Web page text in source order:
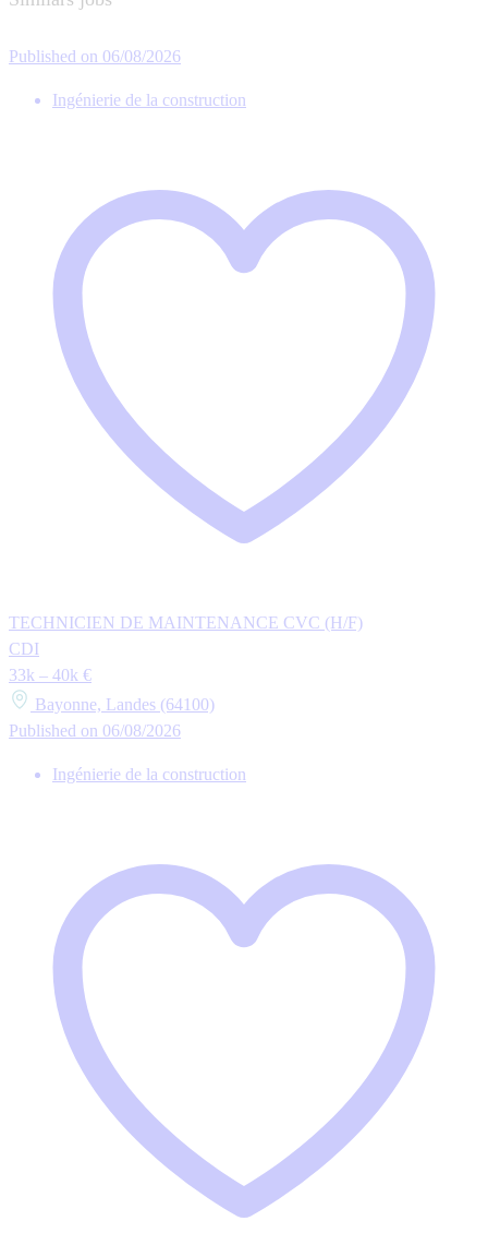
Published on 06/08/2026
Ingénierie de la construction
TECHNICIEN DE MAINTENANCE CVC (H/F)
CDI
33k – 40k €
Bayonne, Landes (64100)
Published on 06/08/2026
Ingénierie de la construction